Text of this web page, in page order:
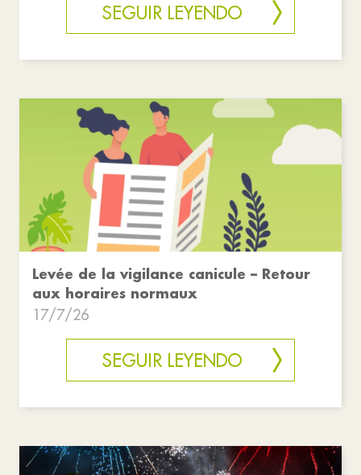
SEGUIR LEYENDO
Levée de la vigilance canicule – Retour
aux horaires normaux
17/7/26
SEGUIR LEYENDO